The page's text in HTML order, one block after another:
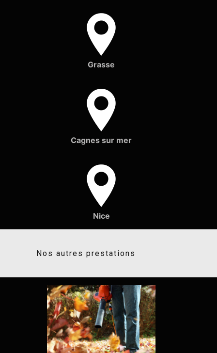
Grasse
Cagnes sur mer
Nice
Nos autres prestations